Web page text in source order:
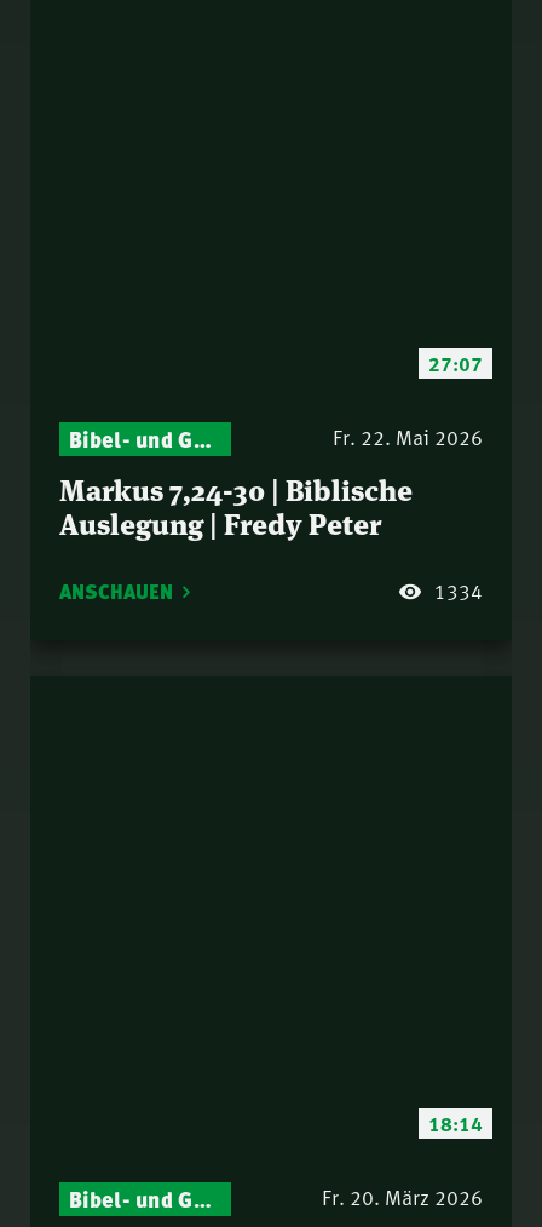
27:07
Bibel- und Gebetsstunde – Jeden Donnerstag neu: Vers-für-Vers-Auslegungen Fr. 22. Mai 2026
Markus 7,24-30 | Biblische
Auslegung | Fredy Peter
ANSCHAUEN 1334
18:14
Bibel- und Gebetsstunde – Jeden Donnerstag neu: Vers-für-Vers-Auslegungen Fr. 20. März 2026